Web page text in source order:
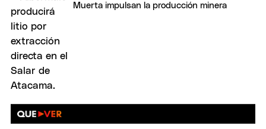
Muerta impulsan la producción minera